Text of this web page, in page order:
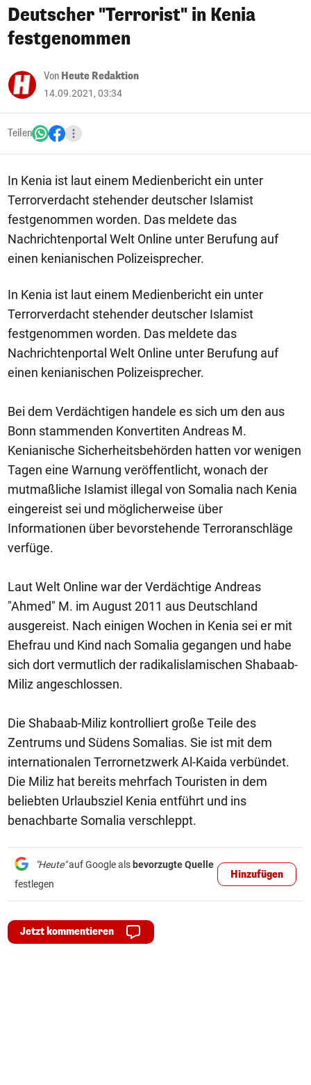
Deutscher "Terrorist" in Kenia
festgenommen
Von Heute Redaktion
14.09.2021, 03:34
Teilen
In Kenia ist laut einem Medienbericht ein unter
Terrorverdacht stehender deutscher Islamist
festgenommen worden. Das meldete das
Nachrichtenportal Welt Online unter Berufung auf
einen kenianischen Polizeisprecher.
In Kenia ist laut einem Medienbericht ein unter
Terrorverdacht stehender deutscher Islamist
festgenommen worden. Das meldete das
Nachrichtenportal Welt Online unter Berufung auf
einen kenianischen Polizeisprecher.
Bei dem Verdächtigen handele es sich um den aus
Bonn stammenden Konvertiten Andreas M.
Kenianische Sicherheitsbehörden hatten vor wenigen
Tagen eine Warnung veröffentlicht, wonach der
mutmaßliche Islamist illegal von Somalia nach Kenia
eingereist sei und möglicherweise über
Informationen über bevorstehende Terroranschläge
verfüge.
Laut Welt Online war der Verdächtige Andreas
"Ahmed" M. im August 2011 aus Deutschland
ausgereist. Nach einigen Wochen in Kenia sei er mit
Ehefrau und Kind nach Somalia gegangen und habe
sich dort vermutlich der radikalislamischen Shabaab-
Miliz angeschlossen.
Die Shabaab-Miliz kontrolliert große Teile des
Zentrums und Südens Somalias. Sie ist mit dem
internationalen Terrornetzwerk Al-Kaida verbündet.
Die Miliz hat bereits mehrfach Touristen in dem
beliebten Urlaubsziel Kenia entführt und ins
benachbarte Somalia verschleppt.
"Heute"auf Google als bevorzugte Quelle
festlegen
Hinzufügen
Jetzt kommentieren